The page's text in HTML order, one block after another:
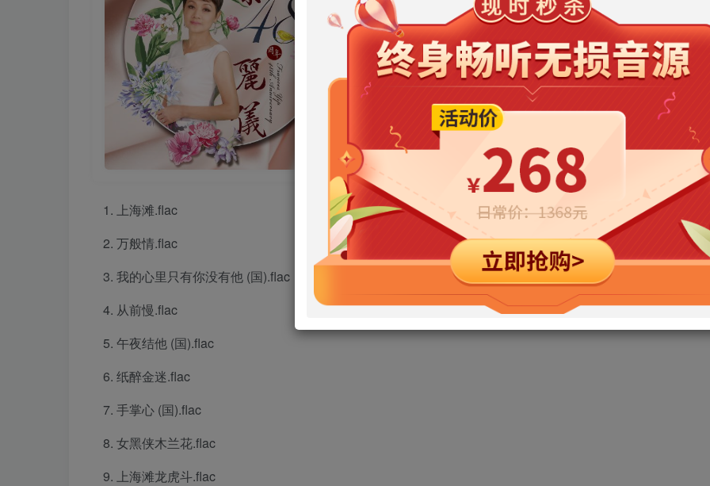
￥9.9 限时特惠
￥99
年卡会员免费 永久会员 免费
您当前未登录！建议登陆后购买，可保存购买订单
上海滩.flac
万般情.flac
我的心里只有你没有他 (国).flac
从前慢.flac
午夜结他 (国).flac
纸醉金迷.flac
手掌心 (国).flac
女黑侠木兰花.flac
上海滩龙虎斗.flac